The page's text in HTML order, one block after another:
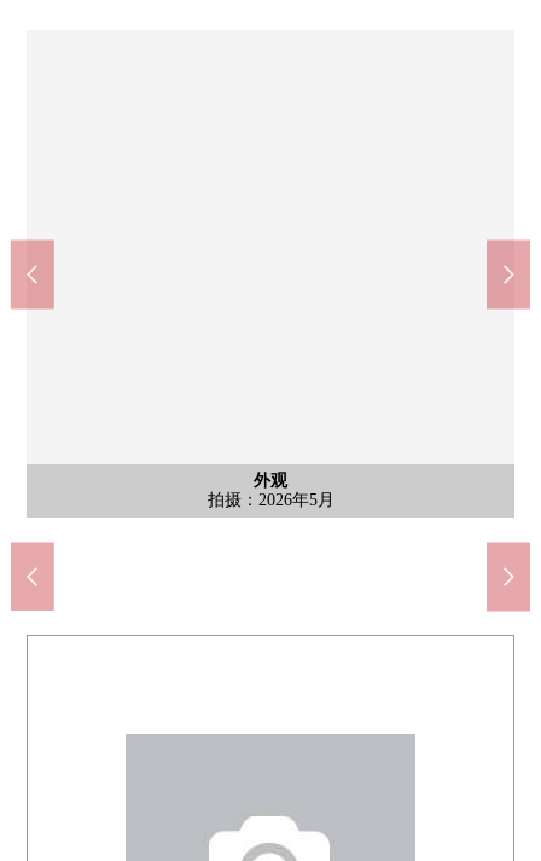
外观
拍摄：2026年5月
外观
拍摄：2026年5月
外观
拍摄：2026年5月
外观
拍摄：2026年5月
其他当地
前面道路
其他当地
前面道路
Coop日野站前店(约1300m)
Inageya日野荣町商店(约1400m)
7-Eleven日野市日野台2丁目商店(约320m)
Welcia日野荣町商店(约1300m)
WELPARK日野荣町商店(约1500m)
日野台邮局(约1200m)
7个冢公园(约620m)
日野市立日野第3小学(约130m)
日野市立大坂上中学(约930m)